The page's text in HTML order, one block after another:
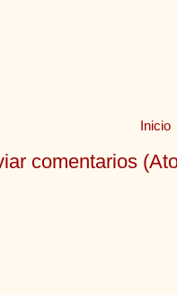
Inicio
comentarios